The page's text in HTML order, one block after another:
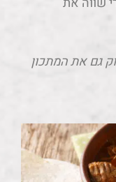
גם את המתכון